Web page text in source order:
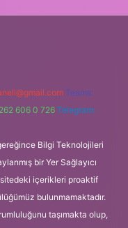
Teams:
606 0 726 Telegram:
Bilgi Teknolojileri
bir Yer Sağlayıcı
içerikleri proaktif
bulunmamaktadır.
taşımakta olup,